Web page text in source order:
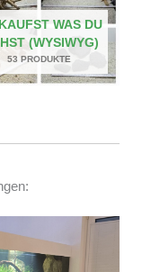
WAS DU
(WYSIWYG)
53 PRODUKTE